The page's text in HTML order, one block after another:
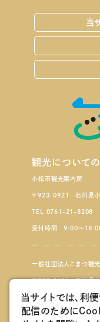
当
観光について
小松市観光案内所
〒923-0921 石川県
TEL 0761-21-8208
受付時間 9:00～18:00
一般社団法人こまつ観光
〒923-8650 石川県小
当サイトでは、利
配信のために